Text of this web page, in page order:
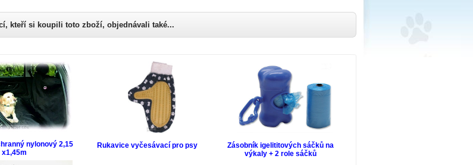
kteří si koupili toto zboží, objednávali také...
nylonový 2,15
x1,45m
Rukavice vyčesávací pro psy
Zásobník igelititových sáčků na
výkaly + 2 role sáčků